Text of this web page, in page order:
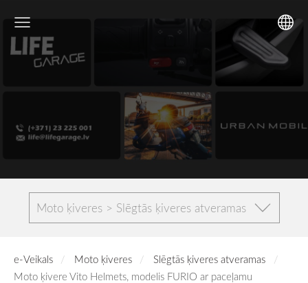
Moto ķiveres > Slēgtās ķiveres atveramas
e-Veikals Moto ķiveres
Slēgtās ķiveres atveramas
Moto ķivere Vito Helmets, modelis FURIO ar paceļamu